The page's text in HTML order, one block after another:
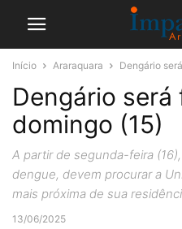
Início Araraquara Dengário
Dengário
domingo (15)
A partir de segunda-feira
dengue, devem procurar a
mais próxima de sua
13/06/2025